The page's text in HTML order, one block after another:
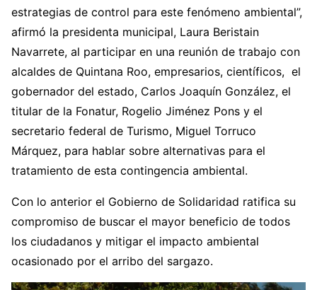
estrategias de control para este fenómeno ambiental”,
afirmó la presidenta municipal, Laura Beristain
Navarrete, al participar en una reunión de trabajo con
alcaldes de Quintana Roo, empresarios, científicos, el
gobernador del estado, Carlos Joaquín González, el
titular de la Fonatur, Rogelio Jiménez Pons y el
secretario federal de Turismo, Miguel Torruco
Márquez, para hablar sobre alternativas para el
tratamiento de esta contingencia ambiental.
Con lo anterior el Gobierno de Solidaridad ratifica su
compromiso de buscar el mayor beneficio de todos
los ciudadanos y mitigar el impacto ambiental
ocasionado por el arribo del sargazo.